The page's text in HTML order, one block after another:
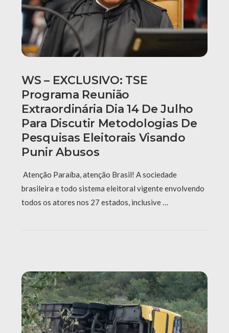
WS – EXCLUSIVO: TSE
Programa Reunião
Extraordinária Dia 14 De Julho
Para Discutir Metodologias De
Pesquisas Eleitorais Visando
Punir Abusos
Atenção Paraíba, atenção Brasil! A sociedade
brasileira e todo sistema eleitoral vigente envolvendo
todos os atores nos 27 estados, inclusive …